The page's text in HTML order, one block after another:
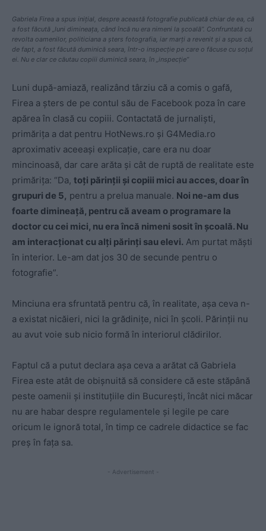
Gabriela Firea a spus inițial, despre această fotografie publicată chiar de ea, că
a fost făcută „luni dimineața, când încă nu era nimeni la școală”. Confruntată cu
revolta oamenilor, politiciana a șters fotografia, iar marți a revenit și a spus că,
de fapt, a fost făcută duminică seara, într-o inspecție pe care o făcuse cu soțul
ei. Nu e clar ce căutau copiii duminică seara, în „inspecție”
Luni după-amiază, realizând târziu că a comis o gafă,
Firea a șters de pe contul său de Facebook poza în care
apărea în clasă cu copiii. Contactată de jurnaliști,
primărița a dat pentru HotNews.ro și G4Media.ro
aproximativ aceeași explicație, care era nu doar
mincinoasă, dar care arăta și cât de ruptă de realitate este
primărița: “Da, toți părinții și copiii mici au acces, doar în
grupuri de 5, pentru a prelua manuale. Noi ne-am dus
foarte dimineață, pentru că aveam o programare la
doctor cu cei mici, nu era încă nimeni sosit în școală. Nu
am interacționat cu alți părinți sau elevi. Am purtat măști
în interior. Le-am dat jos 30 de secunde pentru o
fotografie”.
Minciuna era sfruntată pentru că, în realitate, așa ceva n-
a existat nicăieri, nici la grădinițe, nici în școli. Părinții nu
au avut voie sub nicio formă în interiorul clădirilor.
Faptul că a putut declara așa ceva a arătat că Gabriela
Firea este atât de obișnuită să considere că este stăpână
peste oamenii și instituțiile din București, încât nici măcar
nu are habar despre regulamentele și legile pe care
oricum le ignoră total, în timp ce cadrele didactice se fac
preș în fața sa.
- Advertisement -